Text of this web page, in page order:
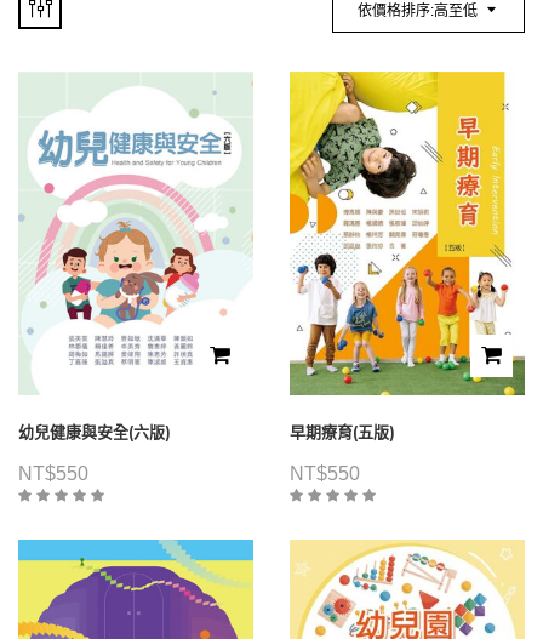
依價格排序:高至低
幼兒健康與安全(六版)
NT$550
早期療育(五版)
NT$550